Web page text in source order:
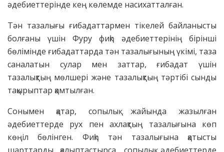
әдебиеттерінде кең көлемде насихатталған.
Тән тазалығы ғибадаттармен тікелей байланысты
болғаны үшін Фуру фиқһ әдебиеттерінің бірінші
бөлімінде ғибадаттарда тән тазалығының үкімі, таза
саналатын сулар мен заттар, ғибадат үшін
тазалықтың мөлшері және тазалықтың тәртібі сынды
тақырыптар қамтылған.
Сонымен қатар, сопылық жайында жазылған
әдебиеттерде рух пен ахлақтың тазалығына көп
көңіл бөлінген. Фиқһ тән тазалығына қатысты